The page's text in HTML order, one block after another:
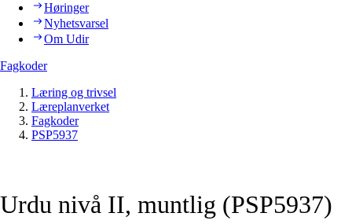
Høringer
Nyhetsvarsel
Om Udir
Fagkoder
Læring og trivsel
Læreplanverket
Fagkoder
PSP5937
Urdu nivå II, muntlig (PSP5937)